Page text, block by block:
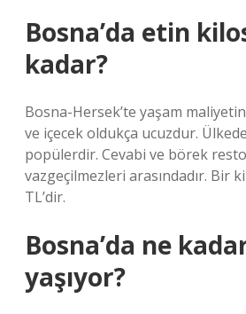
Bosna’da etin
kadar?
Bosna-Hersek’te yaşam
ve içecek oldukça ucuzdur.
popülerdir. Cevabi ve börek
vazgeçilmezleri arasındadır. Bir
TL’dir.
Bosna’da ne
yaşıyor?